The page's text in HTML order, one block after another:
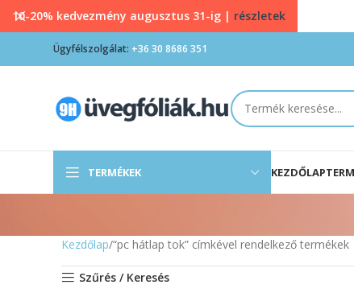
Ügyfélszolgálat: +36 30 8686 351
TERMÉKEK KEZDŐLAP
Kezdőlap “pc hátlap tok” címkével rendelkező termékek
Szűrés / Keresés
10-20% kedvezmény augusztus 31-ig | részletek